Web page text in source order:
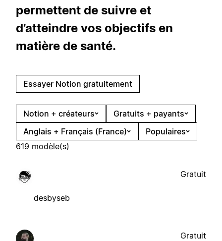
permettent de suivre et
d’atteindre vos objectifs en
matière de santé.
Essayer Notion gratuitement
Notion + créateurs
Gratuits + payants
Anglais + Français (France)
Populaires
619 modèle(s)
desbyseb
Gratuit
Gratuit